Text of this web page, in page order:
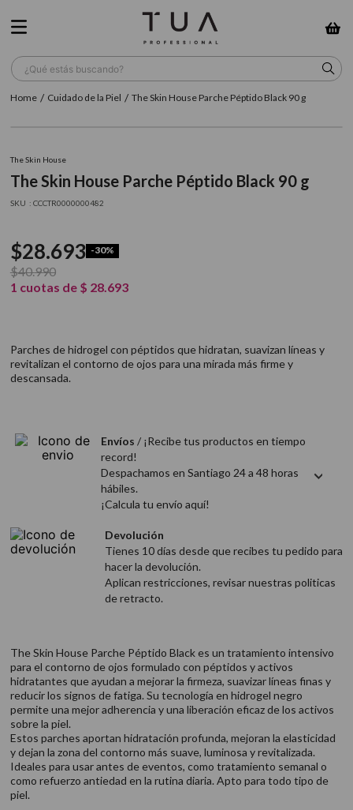
¿Qué estás buscando?
Cuidado de la Piel The Skin House Parche Péptido Black 90 g
The Skin House
The Skin House Parche Péptido Black 90 g
: CCCTR0000000482
$28.693 -30%
$40.990
1 cuotas de $ 28.693
Parches de hidrogel con péptidos que hidratan, suavizan líneas y
revitalizan el contorno de ojos para una mirada más firme y
descansada.
Envíos / ¡Recibe tus productos en tiempo
record!
Despachamos en Santiago 24 a 48 horas
hábiles.
¡Calcula tu envío aquí!
Devolución
Tienes 10 días desde que recibes tu pedido para
hacer la devolución.
Aplican restricciones, revisar nuestras politicas
de retracto.
The Skin House Parche Péptido Black es un tratamiento intensivo
para el contorno de ojos formulado con péptidos y activos
hidratantes que ayudan a mejorar la firmeza, suavizar líneas finas y
reducir los signos de fatiga. Su tecnología en hidrogel negro
permite una mejor adherencia y una liberación eficaz de los activos
sobre la piel.
Estos parches aportan hidratación profunda, mejoran la elasticidad
y dejan la zona del contorno más suave, luminosa y revitalizada.
Ideales para usar antes de eventos, como tratamiento semanal o
como refuerzo antiedad en la rutina diaria. Apto para todo tipo de
piel.
TÉRMINOS MÁS BUSCADOS
5. cepillo
6 . gama
9. acondicionador